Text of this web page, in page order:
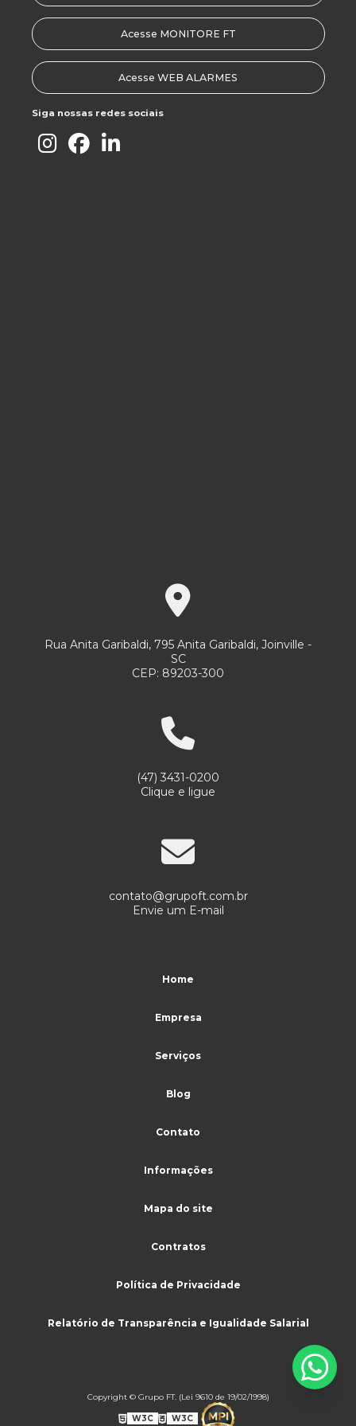
Segurança portaria zeladoria
Segurança vigilância patrimonial
Segurança vigilância portaria
Serviço de limpeza em condomínio
Serviços de limpeza e conservação empresas
Serviços de limpeza e jardinagem
Serviços de portaria 24 horas
Serviços de portaria limpeza e conservação
Serviços de portaria remota
Serviços de portaria e vigilância
Serviços de terceirização de portaria
Serviços terceirizados de portaria e limpeza
Terceirização de limpeza para condomínio
Terceirização de limpeza preço
Terceirização de recepção
Acesse MONITORE FT
Acesse WEB ALARMES
Siga nossas redes sociais
Rua Anita Garibaldi, 795 Anita Garibaldi, Joinville -
SC
CEP: 89203-300
(47) 3431-0200
Clique e ligue
contato@grupoft.com.br
Envie um E-mail
Home
Empresa
Serviços
Blog
Contato
Informações
Mapa do site
Contratos
Política de Privacidade
Relatório de Transparência e Igualidade Salarial
Copyright © Grupo FT. (Lei 9610 de 19/02/1998)
W3C W3C